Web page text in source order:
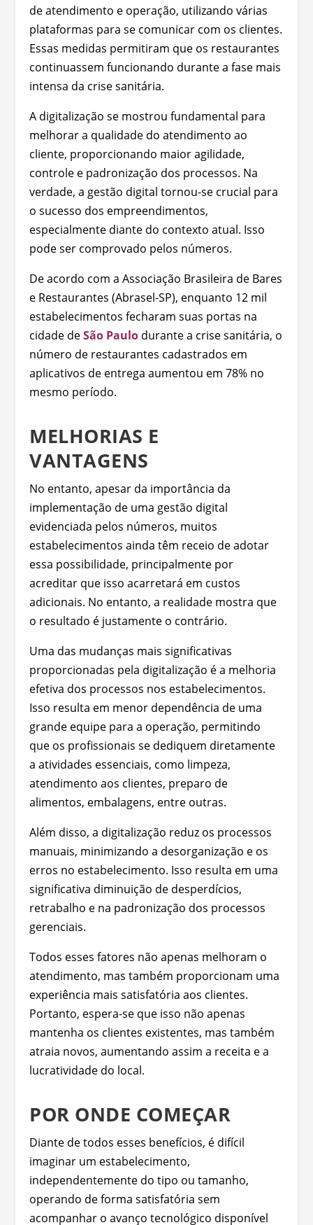
de atendimento e operação, utilizando várias
plataformas para se comunicar com os clientes.
Essas medidas permitiram que os restaurantes
continuassem funcionando durante a fase mais
intensa da crise sanitária.
A digitalização se mostrou fundamental para
melhorar a qualidade do atendimento ao
cliente, proporcionando maior agilidade,
controle e padronização dos processos. Na
verdade, a gestão digital tornou-se crucial para
o sucesso dos empreendimentos,
especialmente diante do contexto atual. Isso
pode ser comprovado pelos números.
De acordo com a Associação Brasileira de Bares
e Restaurantes (Abrasel-SP), enquanto 12 mil
estabelecimentos fecharam suas portas na
cidade deSão Paulo durante a crise sanitária, o
número de restaurantes cadastrados em
aplicativos de entrega aumentou em 78% no
mesmo período.
MELHORIAS E
VANTAGENS
No entanto, apesar da importância da
implementação de uma gestão digital
evidenciada pelos números, muitos
estabelecimentos ainda têm receio de adotar
essa possibilidade, principalmente por
acreditar que isso acarretará em custos
adicionais. No entanto, a realidade mostra que
o resultado é justamente o contrário.
Uma das mudanças mais significativas
proporcionadas pela digitalização é a melhoria
efetiva dos processos nos estabelecimentos.
Isso resulta em menor dependência de uma
grande equipe para a operação, permitindo
que os profissionais se dediquem diretamente
a atividades essenciais, como limpeza,
atendimento aos clientes, preparo de
alimentos, embalagens, entre outras.
Além disso, a digitalização reduz os processos
manuais, minimizando a desorganização e os
erros no estabelecimento. Isso resulta em uma
significativa diminuição de desperdícios,
retrabalho e na padronização dos processos
gerenciais.
Todos esses fatores não apenas melhoram o
atendimento, mas também proporcionam uma
experiência mais satisfatória aos clientes.
Portanto, espera-se que isso não apenas
mantenha os clientes existentes, mas também
atraia novos, aumentando assim a receita e a
lucratividade do local.
POR ONDE COMEÇAR
Diante de todos esses benefícios, é difícil
imaginar um estabelecimento,
independentemente do tipo ou tamanho,
operando de forma satisfatória sem
acompanhar o avanço tecnológico disponível